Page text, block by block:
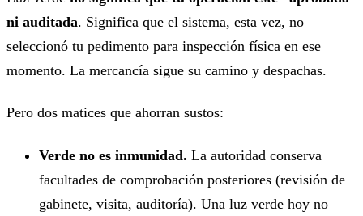
ni auditada. Significa que el sistema, esta vez, no
seleccionó tu pedimento para inspección física en ese
momento. La mercancía sigue su camino y despachas.
Pero dos matices que ahorran sustos:
Verde no es inmunidad. La autoridad conserva
facultades de comprobación posteriores (revisión de
gabinete, visita, auditoría). Una luz verde hoy no